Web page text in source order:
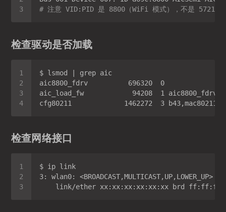
# 注意 VID:PID 是 8800（WiFi 模式），不是 5721（
检查驱动是否加载
检查网络接口